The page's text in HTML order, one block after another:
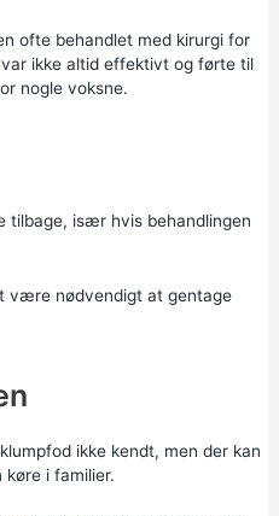
ofte behandlet med kirurgi for
ikke altid effektivt og førte til
nogle voksne.
tilbage, især hvis behandlingen
være nødvendigt at gentage
ikke kendt, men der kan
i familier.